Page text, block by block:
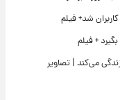
شد+ فیلم
+ فیلم
می‌کند | تصاویر